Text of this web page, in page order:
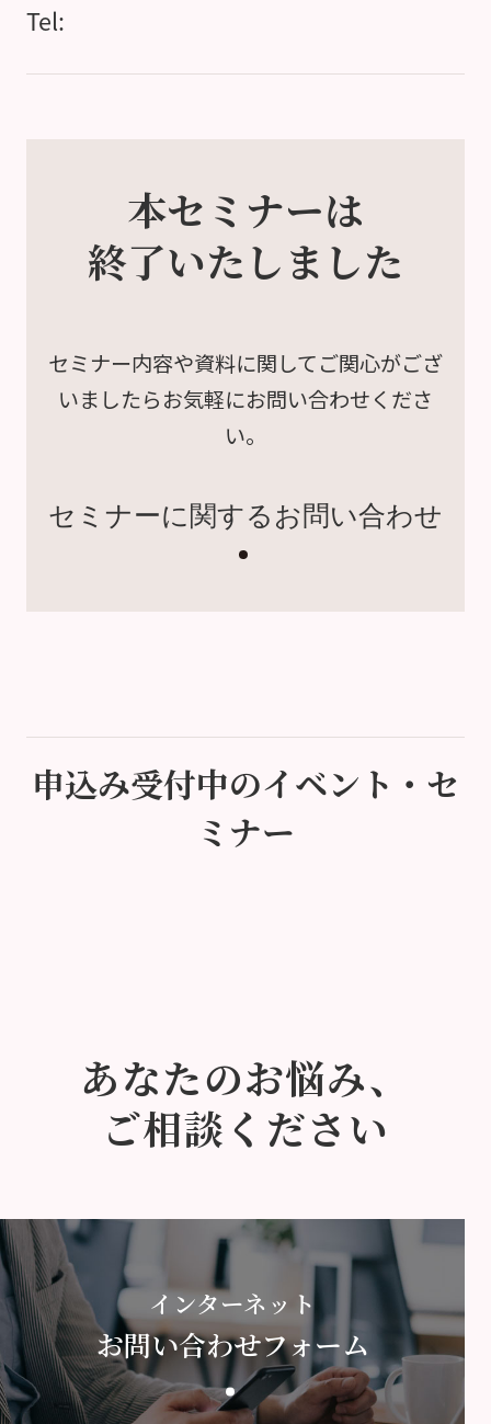
Tel:
本セミナーは
終了いたしました
セミナー内容や資料に関してご関心がござ
いましたらお気軽にお問い合わせくださ
い。
セミナーに関するお問い合わせ
申込み受付中のイベント・セ
ミナー
あなたのお悩み、
ご相談ください
インターネット
お問い合わせフォーム